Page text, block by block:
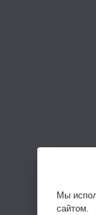
Мы
сайтом.